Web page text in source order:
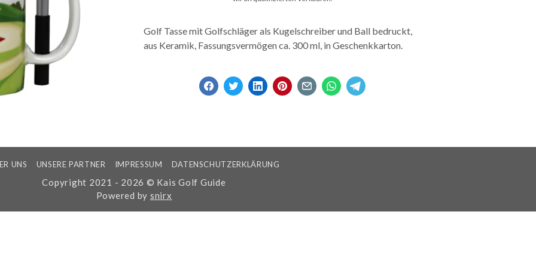
Golf Tasse mit Golfschläger als Kugelschreiber und Ball bedruckt,
aus Keramik, Fassungsvermögen ca. 300 ml, in Geschenkkarton.
UNS UNSERE PARTNER IMPRESSUM DATENSCHUTZERKLÄRUNG
Copyright 2021 - 2026 © Kais Golf Guide
Powered by snirx